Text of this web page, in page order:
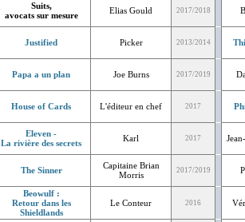
Suits,
avocats sur mesure
Elias Gould 2017/2018
Justified Picker 2013/2014
Papa a un plan Joe Burns 2017/2019
House of Cards L'éditeur en chef 2017
Eleven -
La rivière des secrets
Karl 2017
The Sinner
Capitaine Brian
Morris
2017/2019
Beowulf :
Retour dans les
Shieldlands
Le Conteur 2016